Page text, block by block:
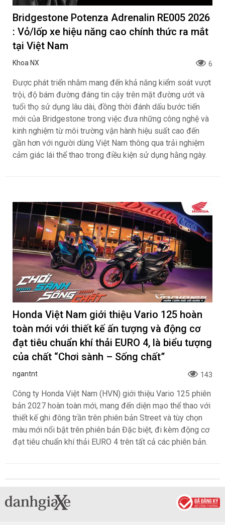
Bridgestone Potenza Adrenalin RE005 2026
: Vỏ/lốp xe hiệu năng cao chính thức ra mắt
tại Việt Nam
Khoa NX 6
Được phát triển nhằm mang đến khả năng kiểm soát vượt
trội, độ bám đường đáng tin cậy trên mặt đường ướt và
tuổi thọ sử dụng lâu dài, đồng thời đánh dấu bước tiến
mới của Bridgestone trong việc đưa những công nghệ và
kinh nghiệm từ môi trường vận hành hiệu suất cao đến
gần hơn với người dùng Việt Nam thông qua trải nghiệm
cảm giác lái thể thao trong điều kiện sử dụng hằng ngày.
Honda Việt Nam giới thiệu Vario 125 hoàn
toàn mới với thiết kế ấn tượng và động cơ
đạt tiêu chuẩn khí thải EURO 4, là biểu tượng
của chất “Chơi sành – Sống chất”
ngantnt 143
Công ty Honda Việt Nam (HVN) giới thiệu Vario 125 phiên
bản 2027 hoàn toàn mới, mang đến diện mạo thể thao với
thiết kế ghi đông trần trên phiên bản Street và tùy chọn
màu mới nổi bật trên phiên bản Đặc biệt, đi kèm động cơ
đạt tiêu chuẩn khí thải EURO 4 trên tất cả các phiên bản.